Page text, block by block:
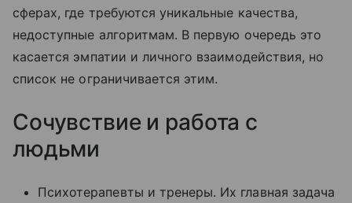
сферах, где требуются уникальные качества,
недоступные алгоритмам. В первую очередь это
касается эмпатии и личного взаимодействия, но
список не ограничивается этим.
Сочувствие и работа с
людьми
Психотерапевты и тренеры. Их главная задача